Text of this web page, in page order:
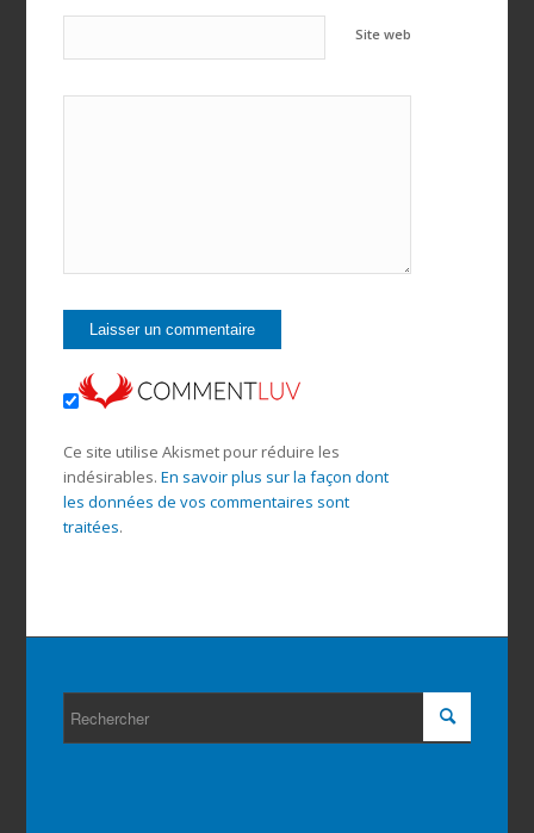
Site web
Ce site utilise Akismet pour réduire les
indésirables. En savoir plus sur la façon dont
les données de vos commentaires sont
traitées.